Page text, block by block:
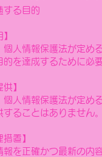
する目的
個人情報保護法が定め
を達成するために必
】
個人情報保護法が定め
ることはありません。
置】
報を正確かつ最新の内